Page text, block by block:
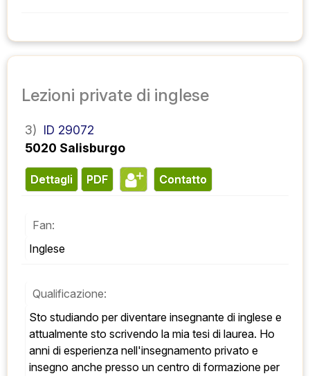
Lezioni private di inglese
3) ID 29072
5020 Salisburgo
Dettagli PDF contatto
Fan:
Inglese
Qualificazione:
Sto studiando per diventare insegnante di inglese e
attualmente sto scrivendo la mia tesi di laurea. Ho
anni di esperienza nell'insegnamento privato e
insegno anche presso un centro di formazione per